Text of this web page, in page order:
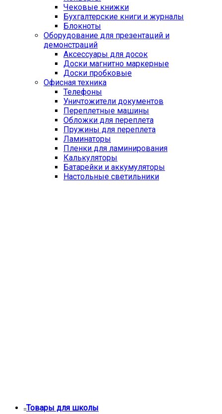
Чековые книжки
Бухгалтерские книги и журналы
Блокноты
Оборудование для презентаций и
демонстраций
Аксессуары для досок
Доски магнитно маркерные
Доски пробковые
Офисная техника
Телефоны
Уничтожители документов
Переплетные машины
Обложки для переплета
Пружины для переплета
Ламинаторы
Пленки для ламинирования
Калькуляторы
Батарейки и аккумуляторы
Настольные светильники
Товары для школы